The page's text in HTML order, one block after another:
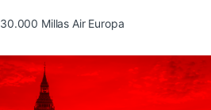
30.000 Millas Air Europa